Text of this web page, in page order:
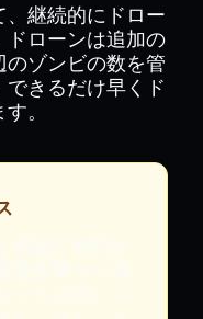
継続的にドロー
ドローンは追加の
ゾンビの数を管
きるだけ早くド
。